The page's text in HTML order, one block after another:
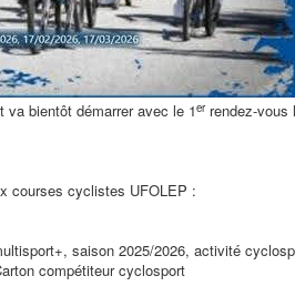
va bientôt démarrer avec le 1er rendez-vous
courses cyclistes UFOLEP :
saison 2025/2026, activité
compétiteur cyclosport